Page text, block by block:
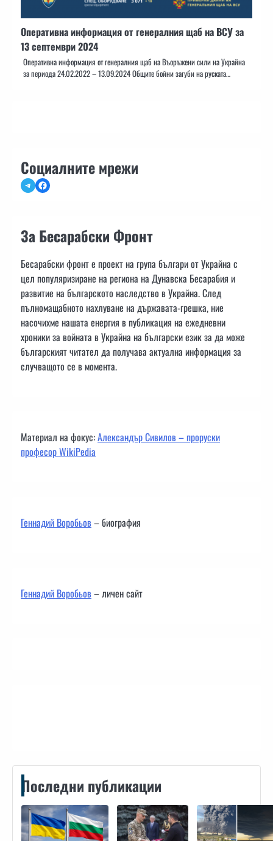
Оперативна информация от генералния щаб на ВСУ за
13 септември 2024
Оперативна информация от генералния щаб на Въоръжени сили на Украйна
за периода 24.02.2022 – 13.09.2024 Общите бойни загуби на руската…
Социалните мрежи
TelegramFacebook
За Бесарабски Фронт
Бесарабски фронт е проект на група българи от Украйна с
цел популяризиране на региона на Дунавска Бесарабия и
развитие на българското наследство в Украйна. След
пълномащабното нахлуване на държавата-грешка, ние
насочихме нашата енергия в публикация на ежедневни
хроники за войната в Украйна на български език за да може
българският читател да получава актуална информация за
случващото се в момента.
Материал на фокус:Александър Сивилов – проруски
професор WikiPedia
Геннадий Воробьов– биография
Геннадий Воробьов– личен сайт
Последни публикации